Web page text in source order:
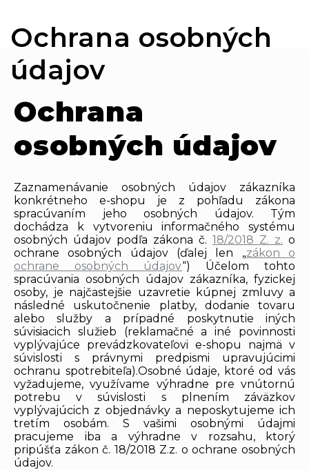
Ochrana
osobných údajov
Ochrana osobných
údajov
Zaznamenávanie osobných údajov zákazníka
konkrétneho e-shopu je z pohľadu zákona
spracúvaním jeho osobných údajov. Tým
dochádza k vytvoreniu informačného systému
osobných údajov podľa zákona č. 18/2018 Z. z. o
ochrane osobných údajov (ďalej len „zákon o
ochrane osobných údajov“) Účelom tohto
spracúvania osobných údajov zákazníka, fyzickej
osoby, je najčastejšie uzavretie kúpnej zmluvy a
následné uskutočnenie platby, dodanie tovaru
alebo služby a prípadné poskytnutie iných
súvisiacich služieb (reklamačné a iné povinnosti
vyplývajúce prevádzkovateľovi e-shopu najmä v
súvislosti s právnymi predpismi upravujúcimi
ochranu spotrebiteľa).Osobné údaje, ktoré od vás
vyžadujeme, využívame výhradne pre vnútornú
potrebu v súvislosti s plnením záväzkov
vyplývajúcich z objednávky a neposkytujeme ich
tretím osobám. S vašimi osobnými údajmi
pracujeme iba a výhradne v rozsahu, ktorý
pripúšťa zákon č. 18/2018 Z.z. o ochrane osobných
údajov.